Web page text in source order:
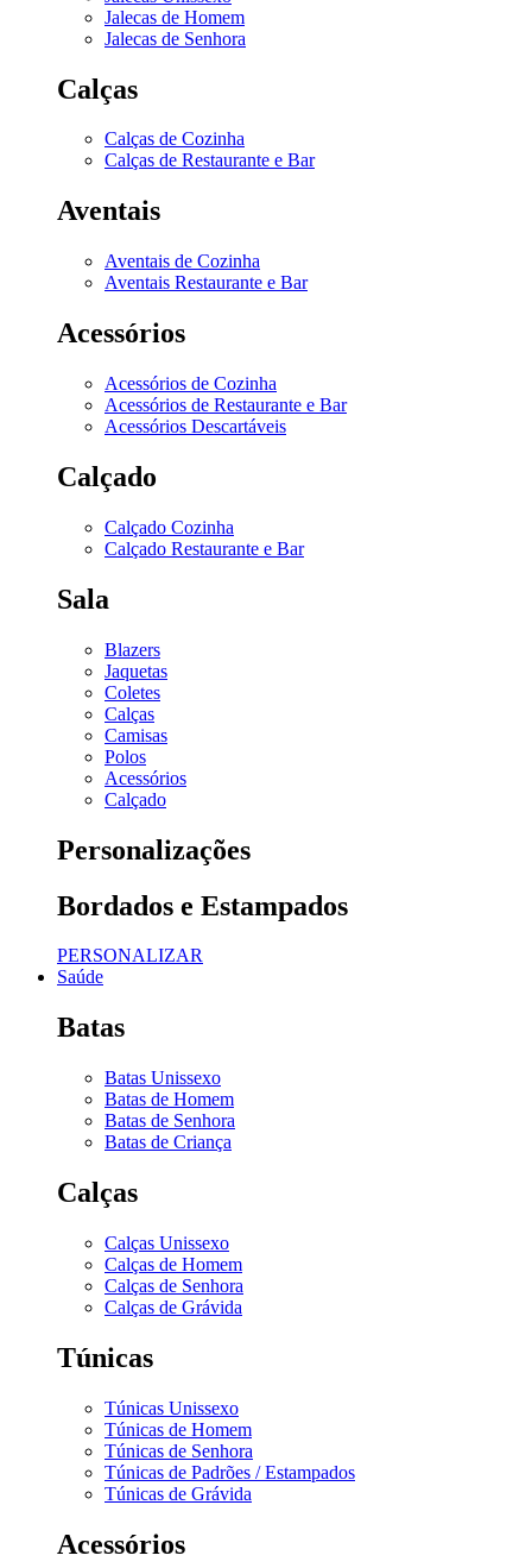
Jalecas de Homem
Jalecas de Senhora
Calças
Calças de Cozinha
Calças de Restaurante e Bar
Aventais
Aventais de Cozinha
Aventais Restaurante e Bar
Acessórios
Acessórios de Cozinha
Acessórios de Restaurante e Bar
Acessórios Descartáveis
Calçado
Calçado Cozinha
Calçado Restaurante e Bar
Sala
Blazers
Jaquetas
Coletes
Calças
Camisas
Polos
Acessórios
Calçado
Personalizações
Bordados e Estampados
PERSONALIZAR
Saúde
Batas
Batas Unissexo
Batas de Homem
Batas de Senhora
Batas de Criança
Calças
Calças Unissexo
Calças de Homem
Calças de Senhora
Calças de Grávida
Túnicas
Túnicas Unissexo
Túnicas de Homem
Túnicas de Senhora
Túnicas de Padrões / Estampados
Túnicas de Grávida
Acessórios